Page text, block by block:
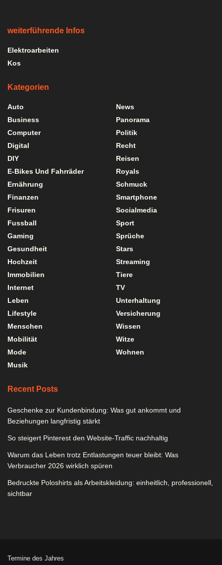
weiterführende Infos
Elektroarbeiten
Kos
Kategorien
Auto
Business
Computer
Digital
DIY
E-Bikes Und Fahrräder
Ernährung
Finanzen
Frisuren
Fussball
Gaming
Gesundheit
Hochzeit
Immobilien
Internet
Leben
Lifestyle
Menschen
Mobilität
Mode
Musik
News
Panorama
Politik
Recht
Reisen
Royals
Schmuck
Smartphone
Socialmedia
Sport
Sprüche
Stars
Streaming
Tiere
TV
Unterhaltung
Versicherung
Wissen
Witze
Wohnen
Recent Posts
Geschenke zur Kundenbindung: Was gut ankommt und
Beziehungen langfristig stärkt
So steigert Pinterest den Website-Traffic nachhaltig
Warum das Leben trotz Entlastungen teuer bleibt: Was
Verbraucher 2026 wirklich spüren
Bedruckte Poloshirts als Arbeitskleidung: einheitlich, professionell,
sichtbar
Termine des Jahres